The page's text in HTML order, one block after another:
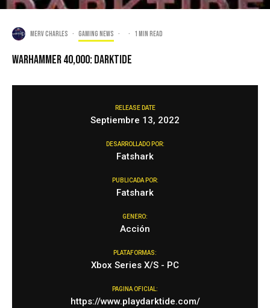
Merv Charles · Gaming news · · 1 min read
Warhammer 40,000: Darktide
RELEASE DATE
Septiembre 13, 2022
DESARROLLADO POR:
Fatshark
PUBLICADA POR:
Fatshark
GENERO:
Acción
PLATAFORMAS:
Xbox Series X/S - PC
PAGINA OFICIAL:
https://www.playdarktide.com/